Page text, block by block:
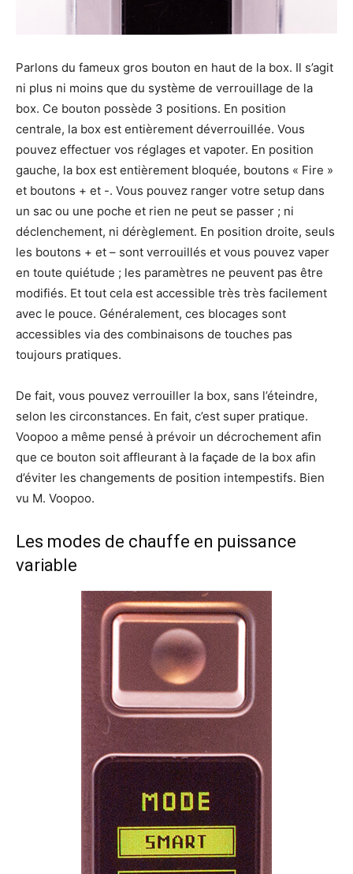
Parlons du fameux gros bouton en haut de la box. Il s’agit
ni plus ni moins que du système de verrouillage de la
box. Ce bouton possède 3 positions. En position
centrale, la box est entièrement déverrouillée. Vous
pouvez effectuer vos réglages et vapoter. En position
gauche, la box est entièrement bloquée, boutons « Fire »
et boutons + et -. Vous pouvez ranger votre setup dans
un sac ou une poche et rien ne peut se passer ; ni
déclenchement, ni dérèglement. En position droite, seuls
les boutons + et – sont verrouillés et vous pouvez vaper
en toute quiétude ; les paramètres ne peuvent pas être
modifiés. Et tout cela est accessible très très facilement
avec le pouce. Généralement, ces blocages sont
accessibles via des combinaisons de touches pas
toujours pratiques.
De fait, vous pouvez verrouiller la box, sans l’éteindre,
selon les circonstances. En fait, c’est super pratique.
Voopoo a même pensé à prévoir un décrochement afin
que ce bouton soit affleurant à la façade de la box afin
d’éviter les changements de position intempestifs. Bien
vu M. Voopoo.
Les modes de chauffe en puissance
variable